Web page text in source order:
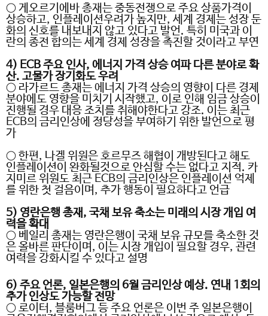
○게오르기에바 총재는 중동전쟁으로 주요 상품가격이
상승하고, 인플레이션우려가 높지만, 세계 경제는 성장 둔
화의 신호를 내보내지 않고 있다고 발언. 특히 미국과 이
란의 종전 합의는 세계 경제 성장을 촉진할 것이라고 부연
4) ECB주요 인사, 에너지 가격 상승 여파 다른 분야로 확
산. 고물가 장기화도 우려
○ 라가르드 총재는 에너지 가격 상승의 영향이 다른 경제
분야에도 영향을 미치기 시작했고, 이로 인해 임금 상승이
진행될 경우 대응 조치를 취해야한다고 강조. 이는 최근
ECB의 금리인상에 정당성을 부여하기 위한 발언으로 평
가
○한편, 나겔 위원은 호르무즈 해협이 개방된다고 해도
인플레이션이 완화될것으로 안심할 수는 없다고 지적. 카
지미르 위원도 최근 ECB의 금리인상은 인플레이션 억제
를 위한 첫 걸음이며, 추가 행동이 필요하다고 언급
5) 영란은행 총재, 국채 보유 축소는 미래의 시장 개입 여
력을 확대
○ 베일리 총재는 영란은행이 국채 보유 규모를 축소한 것
은 올바른 판단이며, 이는 시장 개입이 필요할 경우, 관련
여력을 강화시킬 수 있다고 설명
6) 주요 언론, 일본은행의 6월 금리인상 예상. 연내 1회의
추가 인상도 가능할 전망
○로이터, 블룸버그 등 주요 언론은 이번 주 일본은행이